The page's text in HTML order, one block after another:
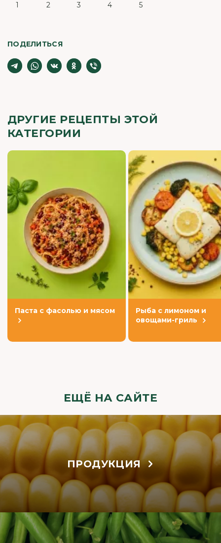
1 2 3 4 5
ПОДЕЛИТЬСЯ
ДРУГИЕ РЕЦЕПТЫ ЭТОЙ
КАТЕГОРИИ
Паста с фасолью и мясом
Рыба с лимоном и
овощами-гриль
ЕЩЁ НА САЙТЕ
ПРОДУКЦИЯ